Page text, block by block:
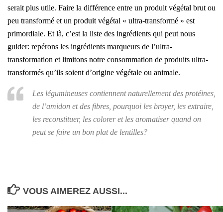
serait plus utile. Faire la différence entre un produit végétal brut ou
peu transformé et un produit végétal « ultra-transformé » est
primordiale. Et là, c’est la liste des ingrédients qui peut nous
guider: repérons les ingrédients marqueurs de l’ultra-
transformation et limitons notre consommation de produits ultra-
transformés qu’ils soient d’origine végétale ou animale.
Les légumineuses contiennent naturellement des protéines,
de l’amidon et des fibres, pourquoi les broyer, les extraire,
les reconstituer, les colorer et les aromatiser quand on
peut se faire un bon plat de lentilles?
VOUS AIMEREZ AUSSI...